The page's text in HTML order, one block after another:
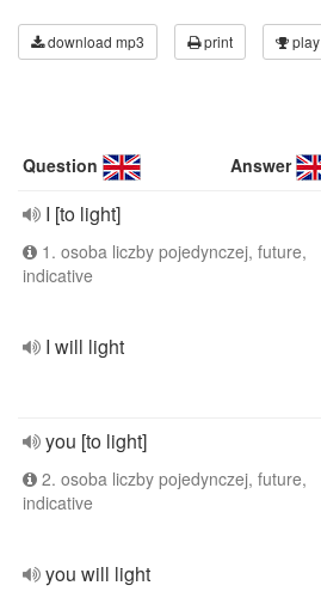
download mp3 print play
Question Answer
I [to light]
1. osoba liczby pojedynczej, future,
indicative
I will light
you [to light]
2. osoba liczby pojedynczej, future,
indicative
you will light